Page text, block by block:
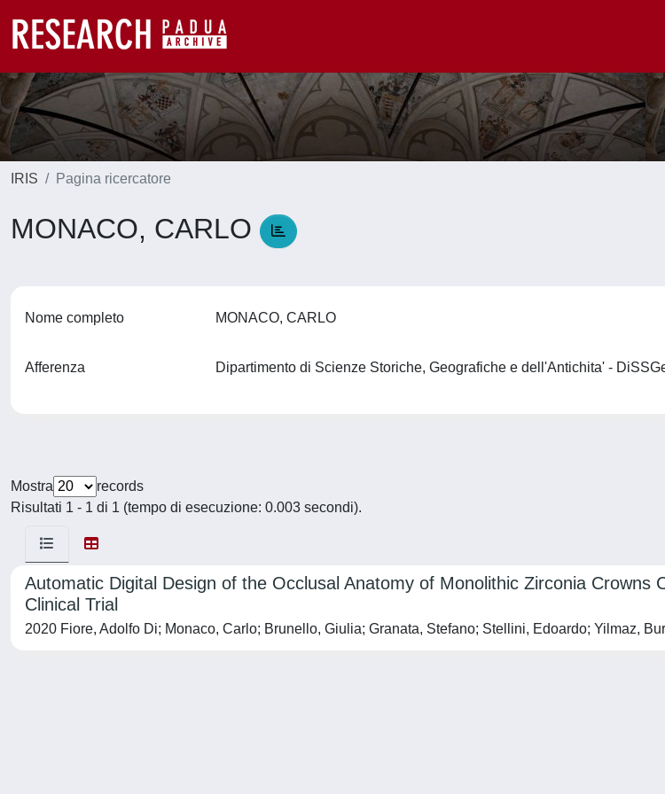
IRIS Pagina ricercatore
MONACO, CARLO
Nome completo MONACO, CARLO
Afferenza Dipartimento di Scienze Storiche, Geografiche e dell'Antichita' -
Mostra
records
Risultati 1 - 1 di 1 (tempo di esecuzione: 0.003 secondi).
Automatic Digital Design of the Occlusal Anatomy of Monolithic Zirconia Crowns
Clinical Trial
2020 Fiore, Adolfo Di; Monaco, Carlo; Brunello, Giulia; Granata, Stefano; Stellini, Edoardo; Yilmaz,